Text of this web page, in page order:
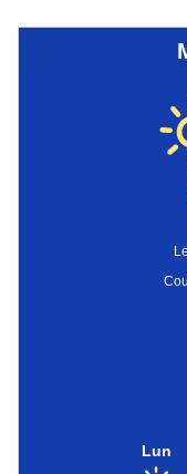
Lun